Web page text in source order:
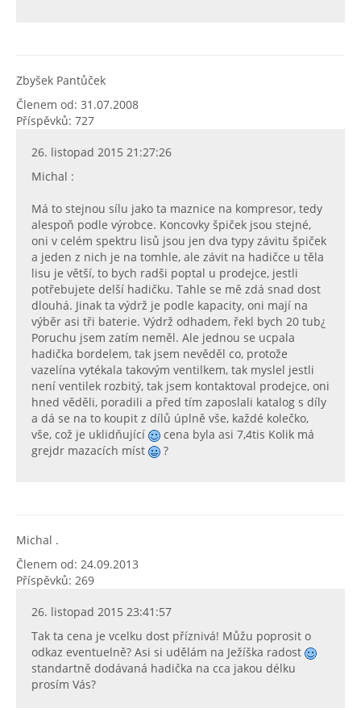
Zbyšek Pantůček
Členem od: 31.07.2008
Příspěvků: 727
26. listopad 2015 21:27:26
Michal :
Má to stejnou sílu jako ta maznice na kompresor, tedy
alespoň podle výrobce. Koncovky špiček jsou stejné,
oni v celém spektru lisů jsou jen dva typy závitu špiček
a jeden z nich je na tomhle, ale závit na hadičce u těla
lisu je větší, to bych radši poptal u prodejce, jestli
potřebujete delší hadičku. Tahle se mě zdá snad dost
dlouhá. Jinak ta výdrž je podle kapacity, oni mají na
výběr asi tři baterie. Výdrž odhadem, řekl bych 20 tub¿
Poruchu jsem zatím neměl. Ale jednou se ucpala
hadička bordelem, tak jsem nevěděl co, protože
vazelína vytékala takovým ventilkem, tak myslel jestli
není ventilek rozbitý, tak jsem kontaktoval prodejce, oni
hned věděli, poradili a před tím zaposlali katalog s díly
a dá se na to koupit z dílů úplně vše, každé kolečko,
vše, což je uklidňující
cena byla asi 7,4tis Kolik má
grejdr mazacích míst
?
Michal .
Členem od: 24.09.2013
Příspěvků: 269
26. listopad 2015 23:41:57
Tak ta cena je vcelku dost příznivá! Můžu poprosit o
odkaz eventuelně? Asi si udělám na Ježíška radost
standartně dodávaná hadička na cca jakou délku
prosím Vás?